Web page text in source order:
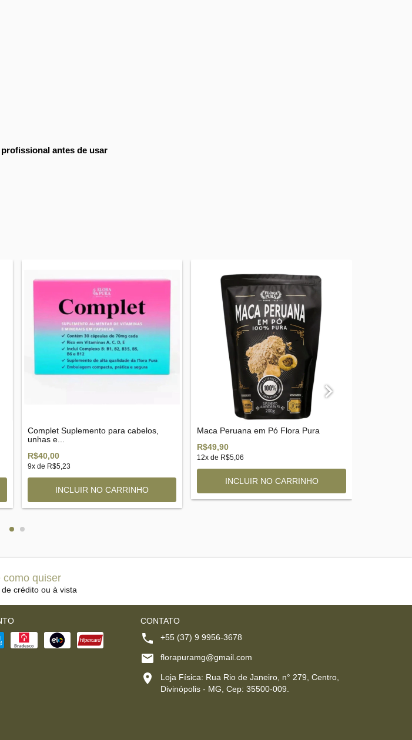
antes de usar
Complet Suplemento para cabelos,
unhas e...
R$40,00
9x de R$5,23
Maca Peruana em Pó Flora Pura
R$49,90
12x de R$5,06
como quiser
crédito ou à vista
CONTATO
+55 (37) 9 9956-3678
florapuramg@gmail.com
Loja Física: Rua Rio de Janeiro, n° 279, Centro,
Divinópolis - MG, Cep: 35500-009.